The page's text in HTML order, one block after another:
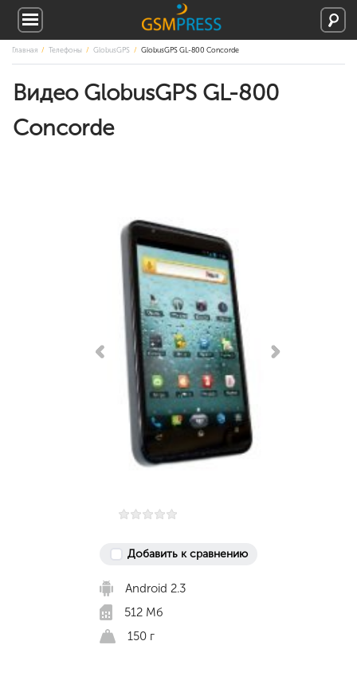
Главная Телефоны GlobusGPS GlobusGPS GL-800 Concorde
Видео GlobusGPS GL-800
Concorde
Добавить к сравнению
Android 2.3
512 Мб
150 г